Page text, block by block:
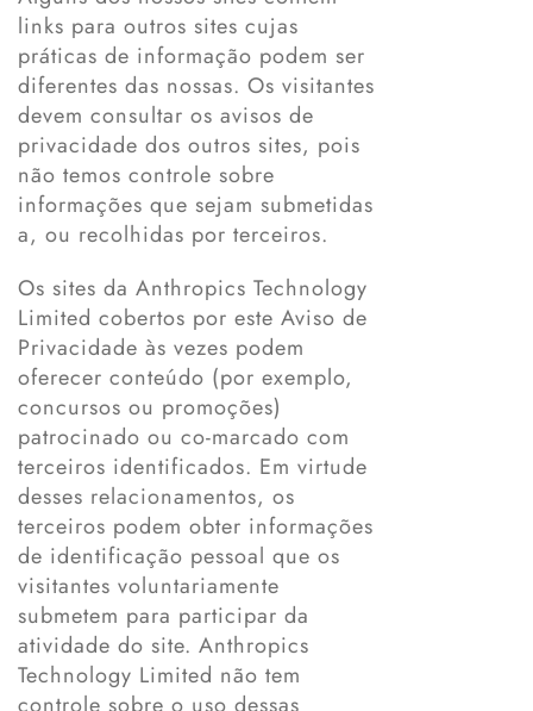
links para outros sites cujas
práticas de informação podem ser
diferentes das nossas. Os visitantes
devem consultar os avisos de
privacidade dos outros sites, pois
não temos controle sobre
informações que sejam submetidas
a, ou recolhidas por terceiros.
Os sites da Anthropics Technology
Limited cobertos por este Aviso de
Privacidade às vezes podem
oferecer conteúdo (por exemplo,
concursos ou promoções)
patrocinado ou co-marcado com
terceiros identificados. Em virtude
desses relacionamentos, os
terceiros podem obter informações
de identificação pessoal que os
visitantes voluntariamente
submetem para participar da
atividade do site. Anthropics
Technology Limited não tem